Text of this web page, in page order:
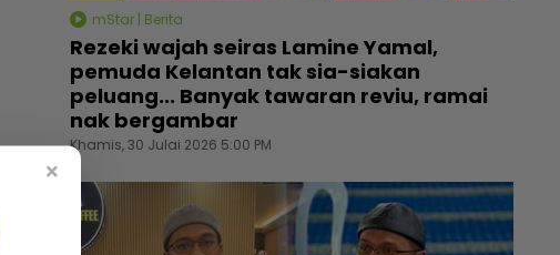
mStar | Berita
Rezeki wajah seiras Lamine Yamal,
pemuda Kelantan tak sia-siakan
peluang... Banyak tawaran reviu, ramai
nak bergambar
Khamis, 30 Julai 2026 5:00 PM
×